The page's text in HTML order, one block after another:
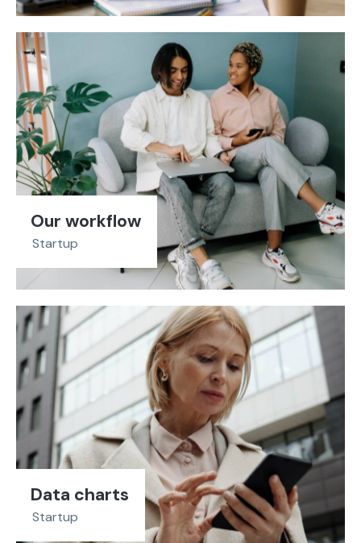
Our workflow
Startup
Data charts
Startup